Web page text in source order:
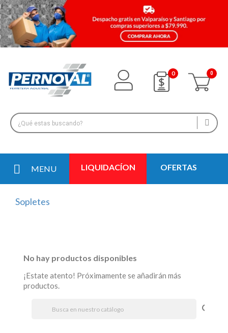
0
MENU LIQUIDACÍON OFERTAS
Sopletes
No hay productos disponibles
¡Estate atento! Próximamente se añadirán más
productos.
search